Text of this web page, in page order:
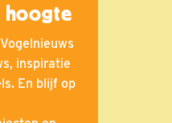
inspiratie
En blijf op